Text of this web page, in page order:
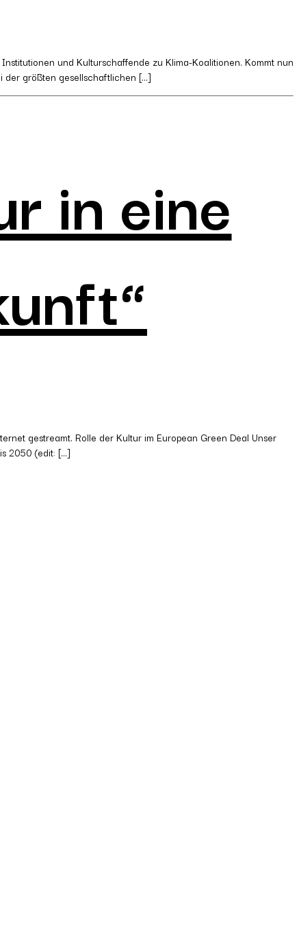
und Kulturschaffende zu Klima-Koalitionen. Kommt nun
der größten gesellschaftlichen […]
in eine
gestreamt. Rolle der Kultur im European Green Deal Unser
2050 (edit: […]